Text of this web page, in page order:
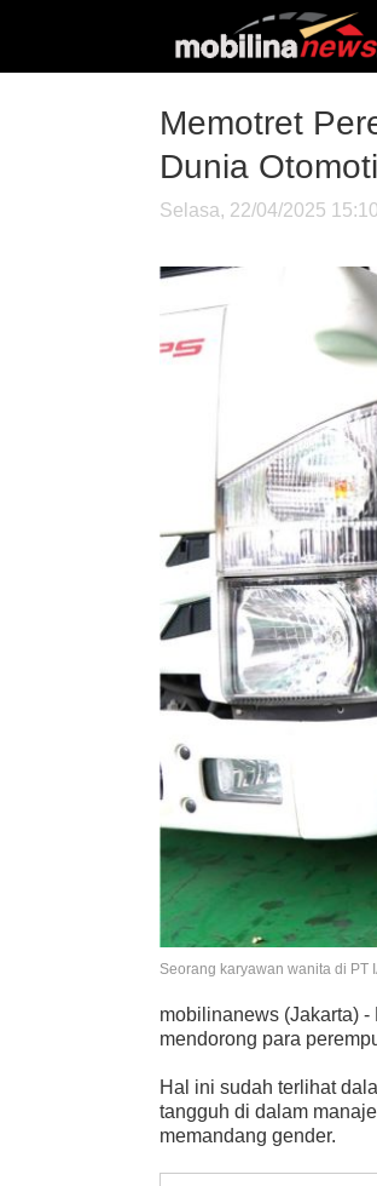
Memotret
Dunia
Selasa, 22/04/2025
Seorang karyawan wanita di PT
mobilinanews (Jakarta)
mendorong para
Hal ini sudah terlihat
tangguh di dalam
memandang gender.